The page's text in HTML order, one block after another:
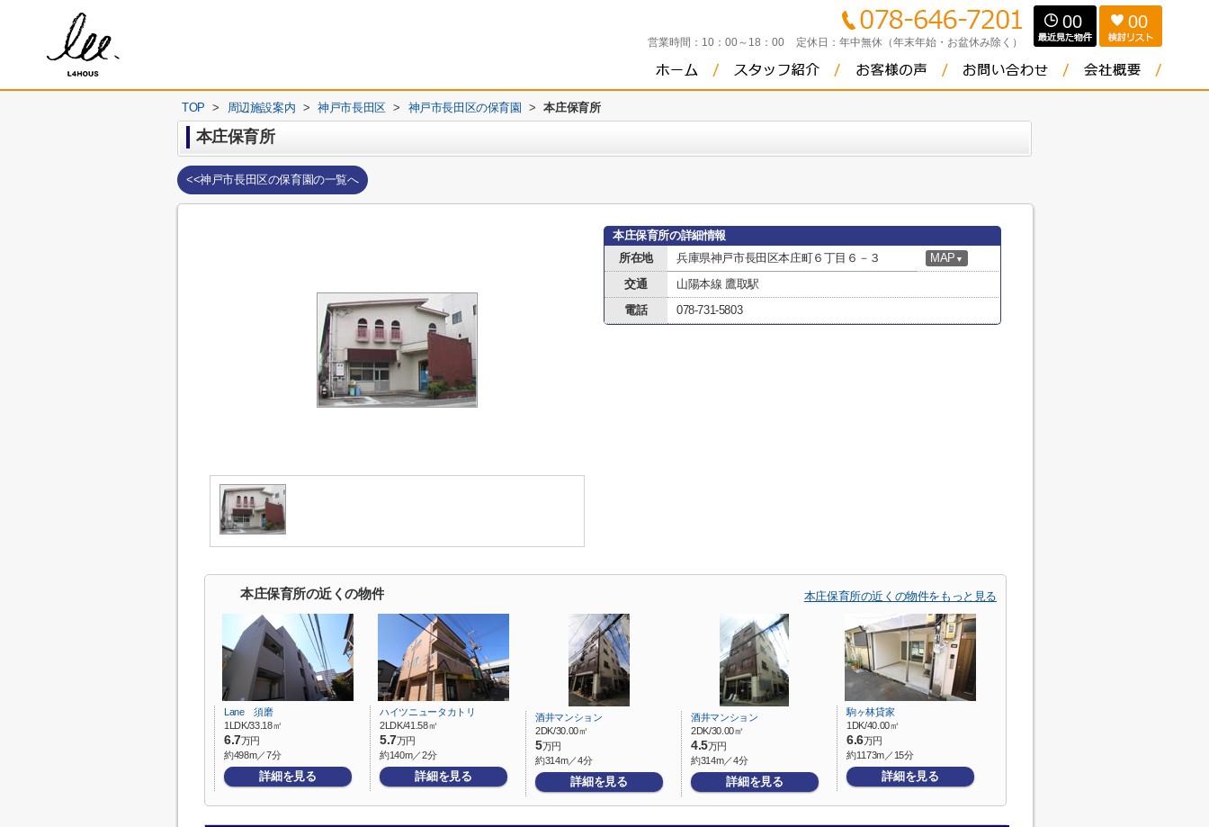
営業時間： 10：00～18：00 定休日： 年中無休（年末年始・お盆休み除く）
00 00
TOP > 周辺施設案内 > 神戸市長田区 > 神戸市長田区の保育園 > 本庄保育所
本庄保育所
<<神戸市長田区の保育園の一覧へ
本庄保育所の詳細情報
所在地
兵庫県神戸市長田区本庄町６丁目６－３ MAP ▼
交通
山陽本線 鷹取駅
電話
078-731-5803
本庄保育所の近くの物件 本庄保育所の近くの物件をもっと見る
Lane 須磨
1LDK/33.18㎡
6.7万円
約498m／7分
詳細を見る
ハイツニュータカトリ
2LDK/41.58㎡
5.7万円
約140m／2分
詳細を見る
酒井マンション
2DK/30.00㎡
5万円
約314m／4分
詳細を見る
酒井マンション
2DK/30.00㎡
4.5万円
約314m／4分
詳細を見る
駒ヶ林貸家
1DK/40.00㎡
6.6万円
約1173m／15分
詳細を見る